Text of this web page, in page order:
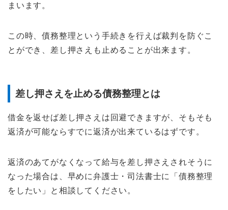
まいます。
この時、債務整理という手続きを行えば裁判を防ぐこ
とができ、差し押さえも止めることが出来ます。
差し押さえを止める債務整理とは
借金を返せば差し押さえは回避できますが、そもそも
返済が可能ならすでに返済が出来ているはずです。
返済のあてがなくなって給与を差し押さえされそうに
なった場合は、早めに弁護士・司法書士に「債務整理
をしたい」と相談してください。